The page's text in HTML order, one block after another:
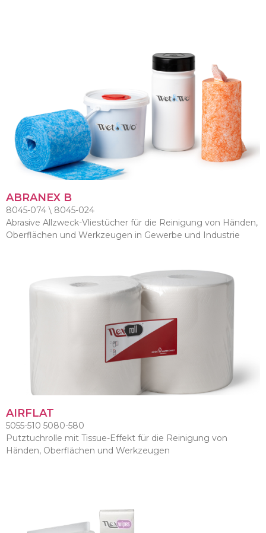
ABRANEX B
8045-074 \ 8045-024
Abrasive Allzweck-Vliestücher für die Reinigung von Händen,
Oberflächen und Werkzeugen in Gewerbe und Industrie
AIRFLAT
5055-510 5080-580
Putztuchrolle mit Tissue-Effekt für die Reinigung von
Händen, Oberflächen und Werkzeugen